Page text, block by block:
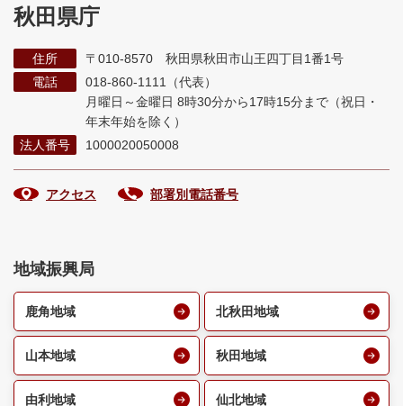
秋田県庁
住所
〒010-8570 秋田県秋田市山王四丁目1番1号
電話
018-860-1111（代表）
月曜日～金曜日 8時30分から17時15分まで （祝日・
年末年始を除く）
法人番号
1000020050008
アクセス 部署別電話番号
地域振興局
鹿角地域 北秋田地域
山本地域 秋田地域
由利地域 仙北地域